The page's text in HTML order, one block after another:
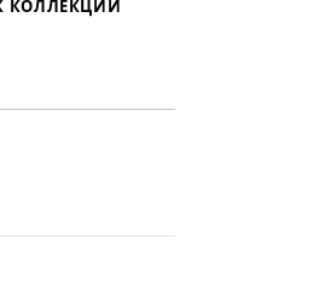
КОЛЛЕКЦИИ